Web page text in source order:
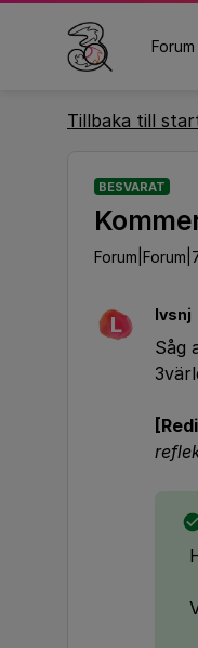
Forum
Tillbaka till
BESVARAT
L lvsnj
Såg